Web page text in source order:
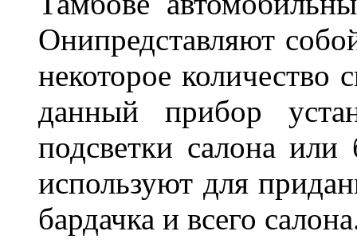
Онипредставляют
некоторое количество
данный прибор
подсветки салона
используют для
бардачка и всего